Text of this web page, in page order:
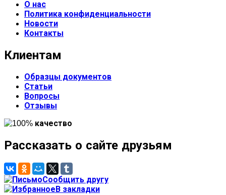
О нас
Политика конфиденциальности
Новости
Контакты
Клиентам
Образцы документов
Статьи
Вопросы
Отзывы
Рассказать о сайте друзьям
Сообщить другу
В закладки